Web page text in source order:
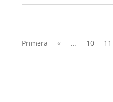
Primera
« ... 10 11